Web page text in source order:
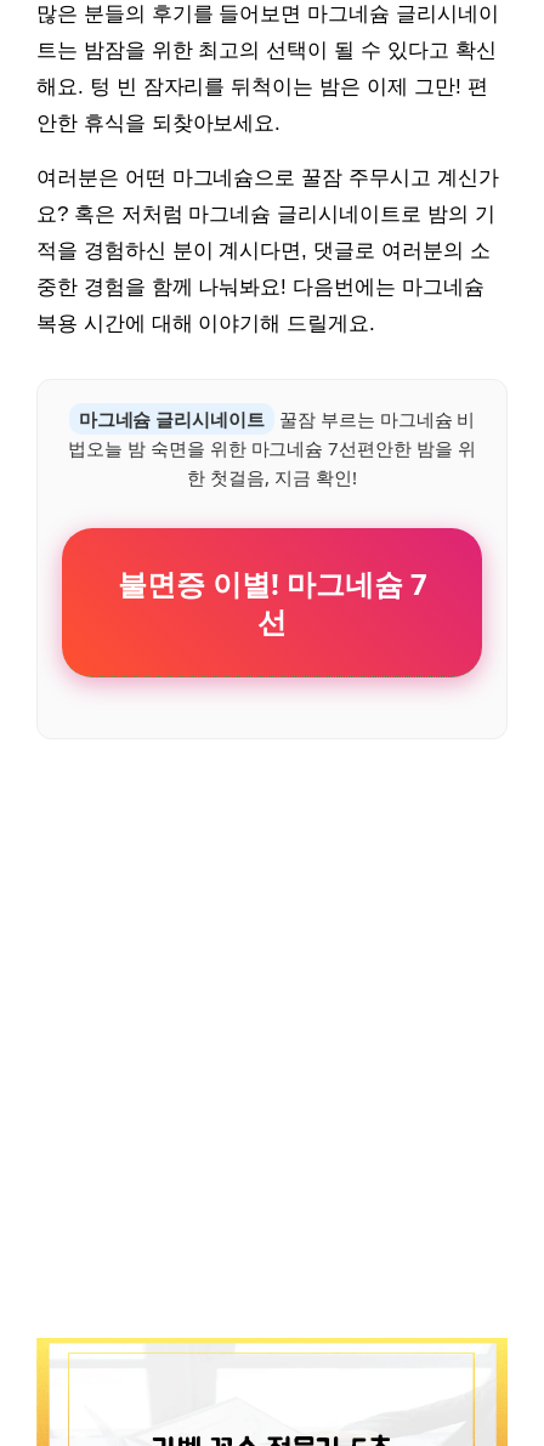
많은 분들의 후기를 들어보면 마그네슘 글리시네이
트는 밤잠을 위한 최고의 선택이 될 수 있다고 확신
해요. 텅 빈 잠자리를 뒤척이는 밤은 이제 그만! 편
안한 휴식을 되찾아보세요.
여러분은 어떤 마그네슘으로 꿀잠 주무시고 계신가
요? 혹은 저처럼 마그네슘 글리시네이트로 밤의 기
적을 경험하신 분이 계시다면, 댓글로 여러분의 소
중한 경험을 함께 나눠봐요! 다음번에는 마그네슘
복용 시간에 대해 이야기해 드릴게요.
마그네슘 글리시네이트
꿀잠 부르는 마그네슘 비
법오늘 밤 숙면을 위한 마그네슘 7선편안한 밤을 위
한 첫걸음, 지금 확인!
불면증 이별! 마그네슘 7
선